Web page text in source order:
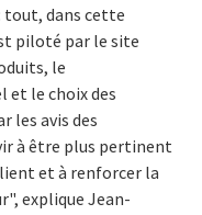
dans cette
piloté par le site
le
et le choix des
les avis des
à être plus pertinent
et à renforcer la
explique Jean-